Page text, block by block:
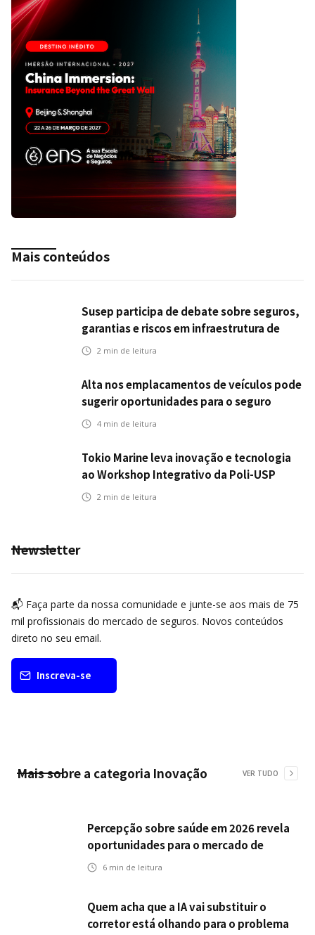
Mais conteúdos
Susep participa de debate sobre seguros,
garantias e riscos em infraestrutura de
transportes
2 min de leitura
Alta nos emplacamentos de veículos pode
sugerir oportunidades para o seguro
automotivo
4 min de leitura
Tokio Marine leva inovação e tecnologia
ao Workshop Integrativo da Poli-USP
2 min de leitura
Newsletter
📬 Faça parte da nossa comunidade e junte-se aos mais de 75
mil profissionais do mercado de seguros. Novos conteúdos
direto no seu email.
Inscreva-se
Mais sobre a categoria Inovação VER TUDO
Percepção sobre saúde em 2026 revela
oportunidades para o mercado de
seguros ampliar cobertura e prevenção
6 min de leitura
Quem acha que a IA vai substituir o
corretor está olhando para o problema